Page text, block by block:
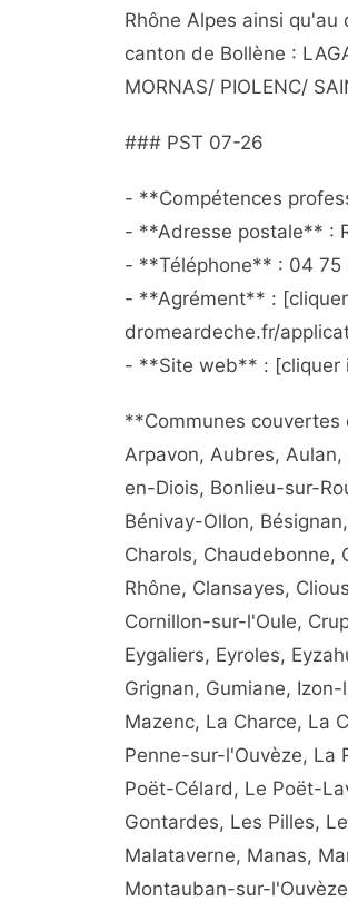
Rhône Alpes ainsi
canton de Bollène :
MORNAS/ PIOLENC/
### PST 07-26
- **Compétences
- **Adresse postale** :
- **Téléphone** : 04 75
- **Agrément** :
dromeardeche.fr/
- **Site web** : [cliquer
**Communes couvertes
Arpavon, Aubres,
en-Diois, Bonlieu-sur-
Bénivay-Ollon,
Charols,
Rhône, Clansayes,
Cornillon-sur-l'Oule,
Eygaliers, Eyroles,
Grignan, Gumiane,
Mazenc, La Charce, La
Penne-sur-l'Ouvèze, La
Poët-Célard, Le Poët-
Gontardes, Les Pilles,
Malataverne, Manas,
Montauban-sur-